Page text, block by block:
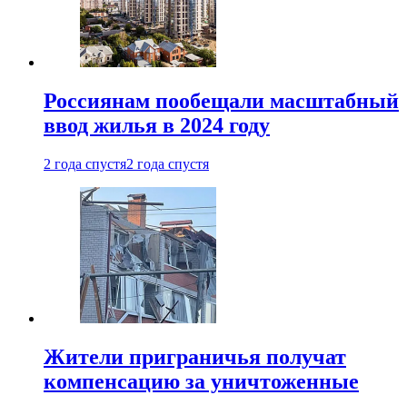
Россиянам пообещали масштабный
ввод жилья в 2024 году
2 года спустя2 года спустя
Жители приграничья получат
компенсацию за уничтоженные